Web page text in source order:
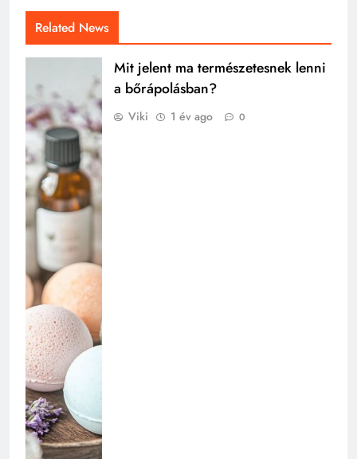
Related News
Mit jelent ma természetesnek lenni
a bőrápolásban?
Viki 1 év ago 0